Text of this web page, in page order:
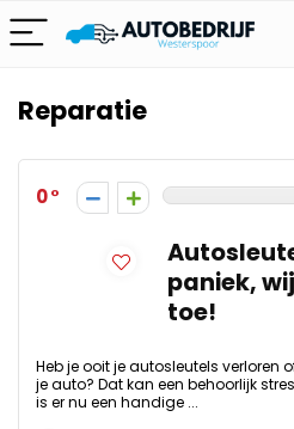
Reparatie
0
paniek,
toe!
Heb je ooit je autosleutels verloren
je auto? Dat kan een behoorlijk
is er nu een handige ...